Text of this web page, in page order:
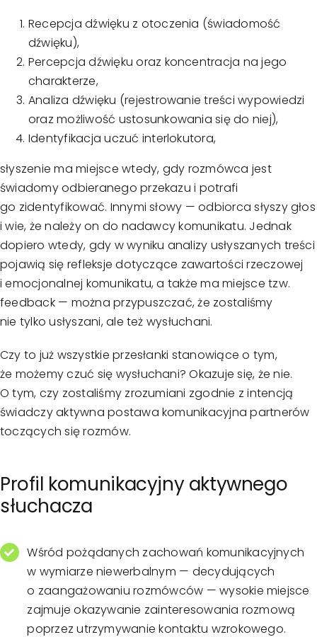
Recepcja dźwięku z otoczenia (świadomość
dźwięku),
Percepcja dźwięku oraz koncentracja na jego
charakterze,
Analiza dźwięku (rejestrowanie treści wypowiedzi
oraz możliwość ustosunkowania się do niej),
Identyfikacja uczuć interlokutora,
słyszenie ma miejsce wtedy, gdy rozmówca jest
świadomy odbieranego przekazu i potrafi
go zidentyfikować. Innymi słowy — odbiorca słyszy głos
i wie, że należy on do nadawcy komunikatu. Jednak
dopiero wtedy, gdy w wyniku analizy usłyszanych treści
pojawią się refleksje dotyczące zawartości rzeczowej
i emocjonalnej komunikatu, a także ma miejsce tzw.
feedback — można przypuszczać, że zostaliśmy
nie tylko usłyszani, ale też wysłuchani.
Czy to już wszystkie przesłanki stanowiące o tym,
że możemy czuć się wysłuchani? Okazuje się, że nie.
O tym, czy zostaliśmy zrozumiani zgodnie z intencją
świadczy aktywna postawa komunikacyjna partnerów
toczących się rozmów.
Profil komunikacyjny aktywnego
słuchacza
Wśród pożądanych zachowań komunikacyjnych
w wymiarze niewerbalnym — decydujących
o zaangażowaniu rozmówców — wysokie miejsce
zajmuje okazywanie zainteresowania rozmową
poprzez utrzymywanie kontaktu wzrokowego.